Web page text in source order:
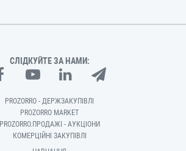
СЛІДКУЙТЕ ЗА НАМИ:
PROZORRO - ДЕРЖЗАКУПІВЛІ
PROZORRO MARKET
PROZORRO.ПРОДАЖІ - АУКЦІОНИ
КОМЕРЦІЙНІ ЗАКУПІВЛІ